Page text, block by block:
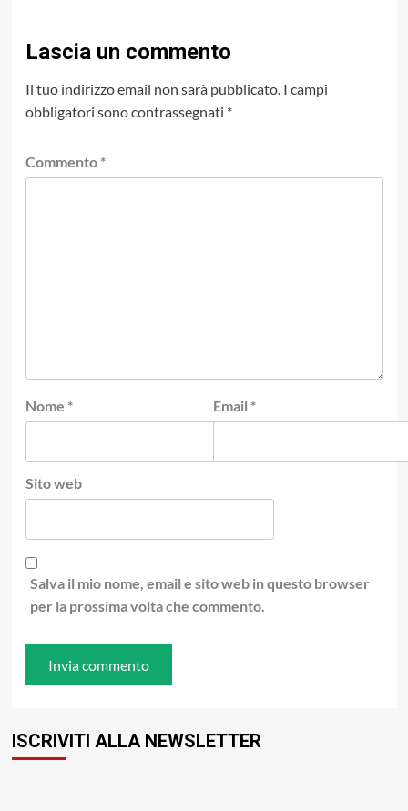
Lascia un commento
Il tuo indirizzo email non sarà pubblicato. I campi
obbligatori sono contrassegnati *
Commento *
Nome * Email *
Sito web
Salva il mio nome, email e sito web in questo browser
per la prossima volta che commento.
ISCRIVITI ALLA NEWSLETTER